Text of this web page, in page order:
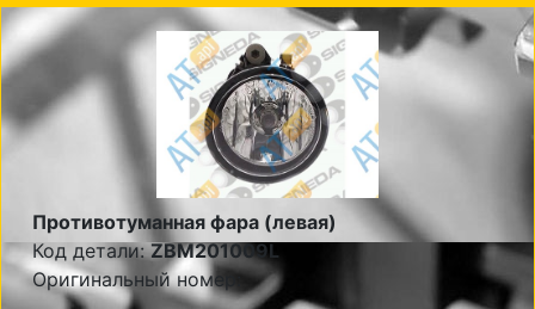
Противотуманная фара (левая)
Код детали:ZBM201009L
Оригинальный номер: